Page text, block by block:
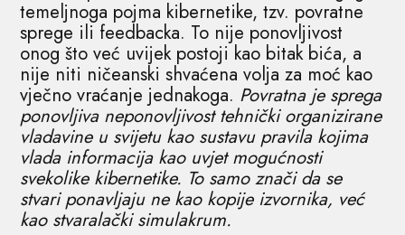
temeljnoga pojma kibernetike, tzv. povratne
sprege ili feedbacka. To nije ponovljivost
onog što već uvijek postoji kao bitak bića, a
nije niti ničeanski shvaćena volja za moć kao
vječno vraćanje jednakoga. Povratna je sprega
ponovljiva neponovljivost tehnički organizirane
vladavine u svijetu kao sustavu pravila kojima
vlada informacija kao uvjet mogućnosti
svekolike kibernetike. To samo znači da se
stvari ponavljaju ne kao kopije izvornika, već
kao stvaralački simulakrum.